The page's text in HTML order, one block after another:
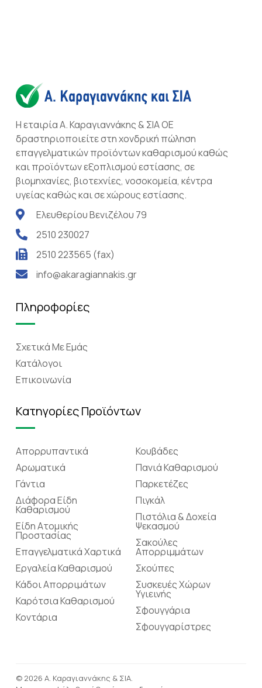
Η εταιρία Α. Καραγιαννάκης & ΣΙΑ ΟΕ
δραστηριοποιείτε στη χονδρική πώληση
επαγγελματικών προϊόντων καθαρισμού καθώς
και προϊόντων εξοπλισμού εστίασης, σε
βιομηχανίες, βιοτεχνίες, νοσοκομεία, κέντρα
υγείας καθώς και σε χώρους εστίασης.
Ελευθερίου Βενιζέλου 79
2510 230027
2510 223565 (fax)
info@akaragiannakis.gr
Πληροφορίες
Σχετικά Mε Eμάς
Κατάλογοι
Επικοινωνία
Κατηγορίες Προϊόντων
Απορρυπαντικά
Αρωματικά
Γάντια
Διάφορα Είδη
Καθαρισμού
Είδη Ατομικής
Προστασίας
Επαγγελματικά Χαρτικά
Εργαλεία Καθαρισμού
Κάδοι Απορριμάτων
Καρότσια Καθαρισμού
Κοντάρια
Κουβάδες
Πανιά Καθαρισμού
Παρκετέζες
Πιγκάλ
Πιστόλια & Δοχεία
Ψεκασμού
Σακούλες
Απορριμμάτων
Σκούπες
Συσκευές Χώρων
Υγιεινής
Σφουγγάρια
Σφουγγαρίστρες
© 2026 Α. Καραγιαννάκης & ΣΙΑ.